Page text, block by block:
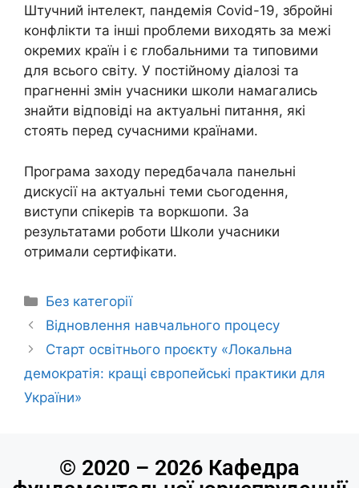
Штучний інтелект, пандемія Covid-19, збройні
конфлікти та інші проблеми виходять за межі
окремих країн і є глобальними та типовими
для всього світу. У постійному діалозі та
прагненні змін учасники школи намагались
знайти відповіді на актуальні питання, які
стоять перед сучасними країнами.
Програма заходу передбачала панельні
дискусії на актуальні теми сьогодення,
виступи спікерів та воркшопи. За
результатами роботи Школи учасники
отримали сертифікати.
Без категорії
Відновлення навчального процесу
Старт освітнього проєкту «Локальна
демократія: кращі європейські практики для
України»
© 2020 – 2026 Кафедра